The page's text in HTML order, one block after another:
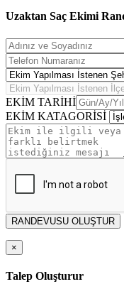
Uzaktan Saç Ekimi
EKİM TARİHİ
EKİM KATAGORİSİ
RANDEVUSU OLUŞTUR
×
Talep Oluşturur